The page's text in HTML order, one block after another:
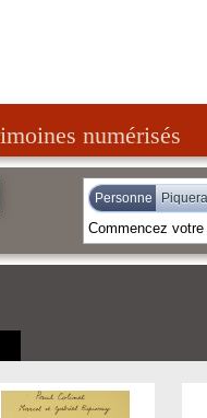
numérisés
Personne